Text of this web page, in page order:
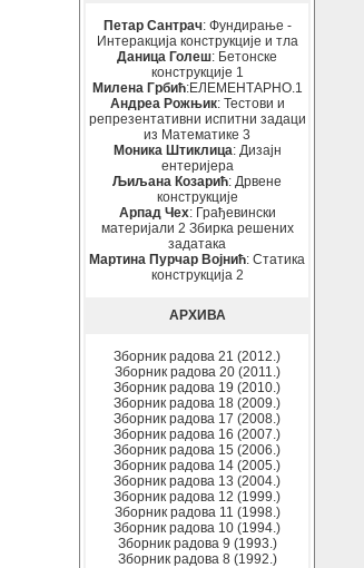
Петар Сантрач: Фундирање -
Интеракција конструкције и тла
Даница Голеш: Бетонске
конструкције 1
Милена Грбић:ЕЛЕМЕНТАРНО.1
Андреа Рожњик: Тестови и
репрезентативни испитни задаци
из Математике 3
Моника Штиклица: Дизајн
ентеријера
Љиљана Козарић: Дрвене
конструкције
Арпад Чех: Грађевински
материјали 2 Збирка решених
задатака
Мартина Пурчар Војнић: Статика
конструкција 2
АРХИВА
Зборник радова 21 (2012.)
Зборник радова 20 (2011.)
Зборник радова 19 (2010.)
Зборник радова 18 (2009.)
Зборник радова 17 (2008.)
Зборник радова 16 (2007.)
Зборник радова 15 (2006.)
Зборник радова 14 (2005.)
Зборник радова 13 (2004.)
Зборник радова 12 (1999.)
Зборник радова 11 (1998.)
Зборник радова 10 (1994.)
Зборник радова 9 (1993.)
Зборник радова 8 (1992.)